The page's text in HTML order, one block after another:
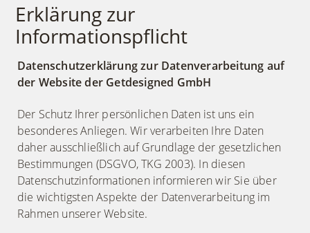
Erklärung zur
Informationspflicht
Datenschutzerklärung zur Datenverarbeitung auf
der Website der Getdesigned GmbH
Der Schutz Ihrer persönlichen Daten ist uns ein
besonderes Anliegen. Wir verarbeiten Ihre Daten
daher ausschließlich auf Grundlage der gesetzlichen
Bestimmungen (DSGVO, TKG 2003). In diesen
Datenschutzinformationen informieren wir Sie über
die wichtigsten Aspekte der Datenverarbeitung im
Rahmen unserer Website.